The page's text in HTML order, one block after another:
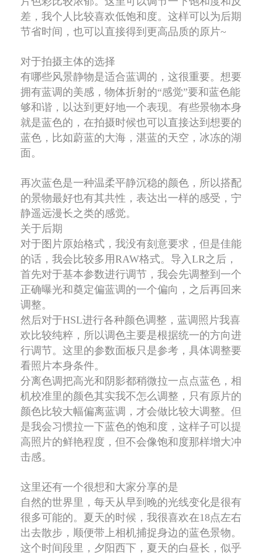
差，我个人比较喜欢低饱和度。这样可以为后期
节省时间，也可以直接得到更高品质的原片~
对于拍摄主体的选择
有哪些风景静物是适合蓝调的，这很重要。想要
拥有蓝调的美感，物体折射的“感觉”要和蓝色能
够和谐，以达到更好地一个表现。有些景物本身
就是蓝色的，在拍摄时候也可以直接达到想要的
蓝色，比如蔚蓝的大海，湛蓝的天空，冰冻的湖
面。
再次蓝色是一种温柔平静沉稳的颜色，所以搭配
的景物最好也有其共性，表达出一样的感受，宁
静遥远漫长之类的感觉。
关于后期
对于图片原始格式，我没有刻意要求，但是佳能
的话，我会比较多用RAW格式。导入LR之后，
首先对于基本参数进行调节，我会先调整到一个
正确曝光和奠定偏蓝调的一个偏向，之后再回来
调整。
然后对于HSL进行各种颜色调整，蓝调照片我喜
欢比较纯粹，所以调色主要是根据统一的方向进
行调节。这里的参数面板只是参考，具体调整要
看照片本身条件。
分离色调把高光和阴影都稍微拉一点点蓝色，相
机校准里的颜色其实我不怎么调整，只有原片的
颜色比较大幅偏离蓝调，才会做比较大调整。但
是我会习惯拉一下蓝色的饱和度，这样子可以提
高照片的鲜艳程度，但不会像饱和度那样增大冲
击感。
这里还有一个很想和大家分享的是
自然的世界里，每天从早到晚的光线变化是很有
很多可能的。夏天的时候，我很喜欢在18点左右
出去散步，顺便带上相机捕捉身边的蓝色景物。
这个时间段里，夕阳西下，夏天的白昼长，似乎